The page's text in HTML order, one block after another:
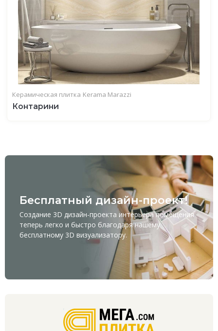
Керамическая плитка Kerama Marazzi
Контарини
Бесплатный дизайн-проект!
Создание 3D дизайн-проекта интерьера помещения
теперь легко и быстро благодаря нашему
бесплатному 3D визуализатору.